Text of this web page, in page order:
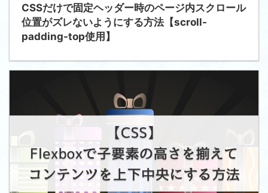
CSSだけで固定ヘッダー時のページ内スクロール
位置がズレないようにする方法【scroll-
padding-top使用】